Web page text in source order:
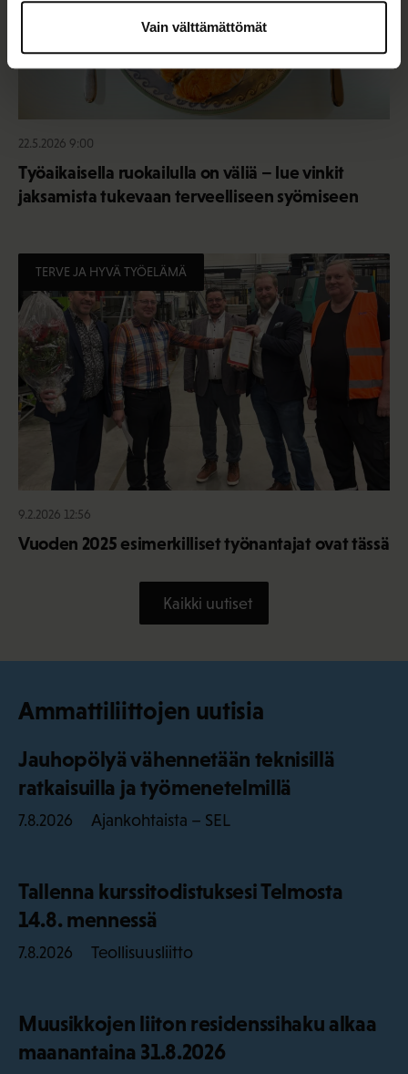
Vain välttämättömät
22.5.2026 9:00
Työaikaisella ruokailulla on väliä – lue vinkit
jaksamista tukevaan terveelliseen syömiseen
TERVE JA HYVÄ TYÖELÄMÄ
9.2.2026 12:56
Vuoden 2025 esimerkilliset työnantajat ovat tässä
Kaikki uutiset
Ammattiliittojen uutisia
Jauhopölyä vähennetään teknisillä
ratkaisuilla ja työmenetelmillä
7.8.2026 Ajankohtaista – SEL
Tallenna kurssitodistuksesi Telmosta
14.8. mennessä
7.8.2026 Teollisuusliitto
Muusikkojen liiton residenssihaku alkaa
maanantaina 31.8.2026